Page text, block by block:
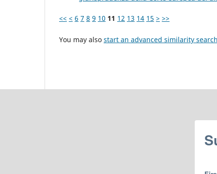
<< < 6 7 8 9 10 11 12 13 14 15 > >>
You may also start an advanced similarity search